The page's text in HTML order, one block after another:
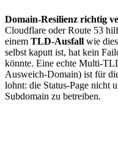
Domain-Resilienz richtig
Cloudflare oder Route 53
einem TLD-Ausfall wie
selbst kaputt ist, hat kein
könnte. Eine echte Multi-
Ausweich-Domain) ist für
lohnt: die Status-Page nicht
Subdomain zu betreiben.